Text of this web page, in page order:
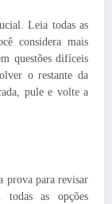
Leia todas as
considera mais
questões difíceis
o restante da
pule e volte a
prova para revisar
todas as opções